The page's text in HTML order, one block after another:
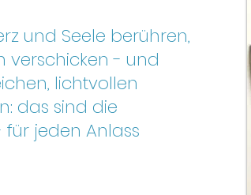
und Seele berühren,
verschicken - und
lichtvollen
das sind die
jeden Anlass